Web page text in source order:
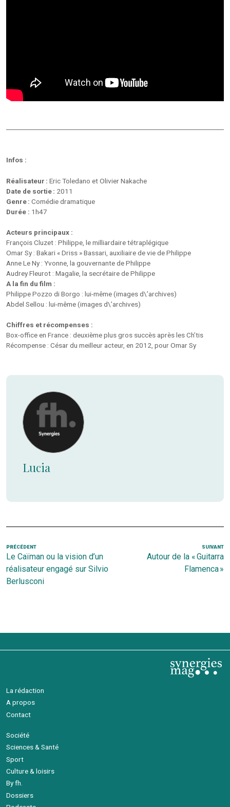
Infos :
Réalisateur : Eric Toledano et Olivier Nakache
Date de sortie : 2011
Genre : Comédie dramatique
Durée : 1h47
Acteurs principaux :
François Cluzet : Philippe, le milliardaire tétraplégique
Omar Sy : Bakari « Driss » Bassari, auxiliaire de vie de Philippe
Anne Le Ny : Yvonne, la gouvernante de Philippe
Audrey Fleurot : Magalie, la secrétaire de Philippe
A la fin du film :
Philippe Pozzo di Borgo : lui-même (images d\’archives)
Abdel Sellou : lui-même (images d\’archives)
Chiffres et récompenses :
Box-office en France : deuxième plus gros succès après les Ch’tis
Récompense : César du meilleur acteur, en 2012, pour Omar Sy
Lucia
Navigation
de
l’article
Article
précédent
PRÉCÉDENT
Le Caïman ou la vision d’un
réalisateur engagé sur Silvio
Berlusconi
SUIVANT
Autour de la « Guitarra
Flamenca »
La rédaction
A propos
Contact
Société
Sciences & Santé
Sport
Culture & loisirs
By fh.
Dossiers